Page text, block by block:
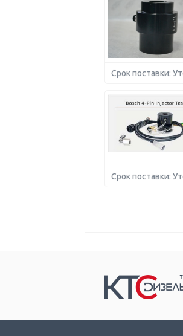
Срок поставки:
Срок поставки: